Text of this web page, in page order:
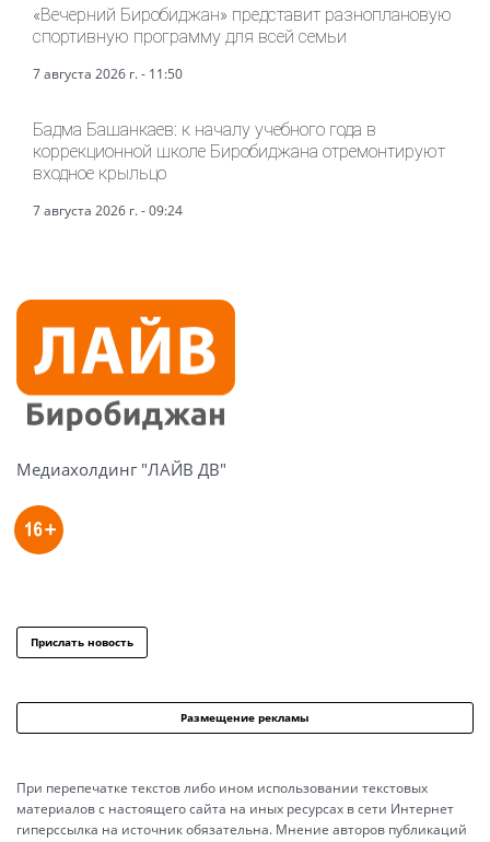
«Вечерний Биробиджан» представит разноплановую
спортивную программу для всей семьи
7 августа 2026 г. - 11:50
Бадма Башанкаев: к началу учебного года в
коррекционной школе Биробиджана отремонтируют
входное крыльцо
7 августа 2026 г. - 09:24
Медиахолдинг "ЛАЙВ ДВ"
Прислать новость
Размещение рекламы
При перепечатке текстов либо ином использовании текстовых
материалов с настоящего сайта на иных ресурсах в сети Интернет
гиперссылка на источник обязательна. Мнение авторов публикаций